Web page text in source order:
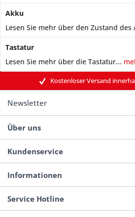
Akku
Lesen Sie mehr über den Zustand des
Tastatur
Lesen Sie mehr über die Tastatur...
Kostenloser Versand
Newsletter
Über uns
Kundenservice
Informationen
Service Hotline